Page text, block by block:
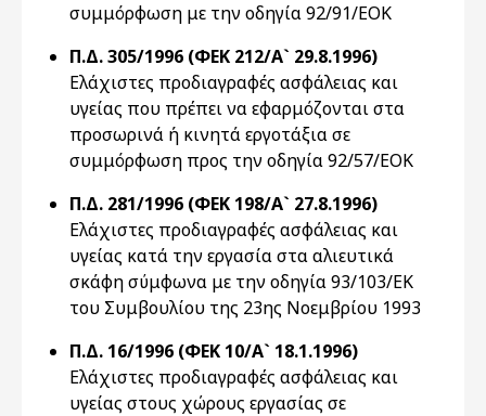
συμμόρφωση με την οδηγία 92/91/ΕΟΚ
Π.Δ. 305/1996 (ΦΕΚ 212/Α` 29.8.1996)
Eλάχιστες προδιαγραφές ασφάλειας και
υγείας που πρέπει να εφαρμόζονται στα
προσωρινά ή κινητά εργοτάξια σε
συμμόρφωση προς την οδηγία 92/57/EOK
Π.Δ. 281/1996 (ΦΕΚ 198/Α` 27.8.1996)
Ελάχιστες προδιαγραφές ασφάλειας και
υγείας κατά την εργασία στα αλιευτικά
σκάφη σύμφωνα με την οδηγία 93/103/ΕΚ
του Συμβουλίου της 23ης Νοεμβρίου 1993
Π.Δ. 16/1996 (ΦΕΚ 10/Α` 18.1.1996)
Ελάχιστες προδιαγραφές ασφάλειας και
υγείας στους χώρους εργασίας σε